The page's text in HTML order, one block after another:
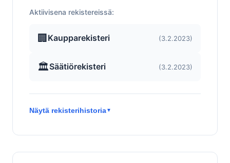
Aktiivisena rekistereissä:
🏢 Kaupparekisteri (3.2.2023)
🏛️Säätiörekisteri (3.2.2023)
Näytä rekisterihistoria▼